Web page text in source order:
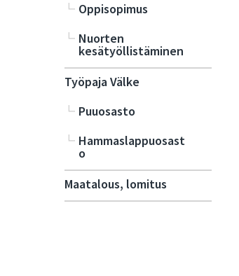
Oppisopimus
Nuorten
kesätyöllistäminen
Työpaja Välke
Puuosasto
Hammaslappuosast
o
Maatalous, lomitus